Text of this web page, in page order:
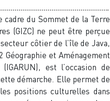
cadre du Sommet de la Terre
(GIZC) ne peut être perçue
côtier de l’île de Java,
Géographie et Aménagement
est l’occasion de
démarche. Elle permet de
positions culturelles dans